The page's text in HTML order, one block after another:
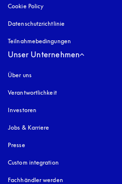
Cookie Policy
Datenschutzrichtlinie
Teilnahmebedingungen
Unser Unternehmen
Über uns
Verantwortlichkeit
Investoren
Jobs & Karriere
Presse
Custom integration
Fachhändler werden